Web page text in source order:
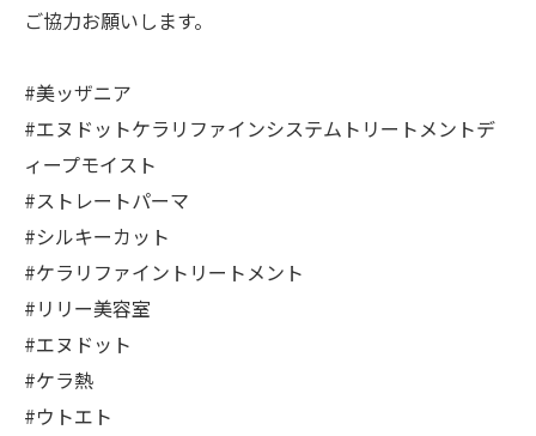
ご協力お願いします。
#美ッザニア
#エヌドットケラリファインシステムトリートメントデ
ィープモイスト
#ストレートパーマ
#シルキーカット
#ケラリファイントリートメント
#リリー美容室
#エヌドット
#ケラ熱
#ウトエト